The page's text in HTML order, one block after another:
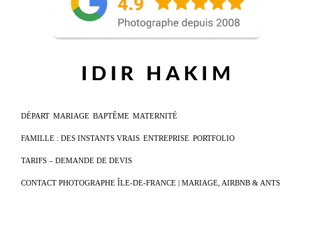
DÉPART MARIAGE BAPTÊME MATERNITÉ
FAMILLE : DES INSTANTS VRAIS ENTREPRISE PORTFOLIO
TARIFS – DEMANDE DE DEVIS
CONTACT PHOTOGRAPHE ÎLE-DE-FRANCE | MARIAGE, AIRBNB & ANTS